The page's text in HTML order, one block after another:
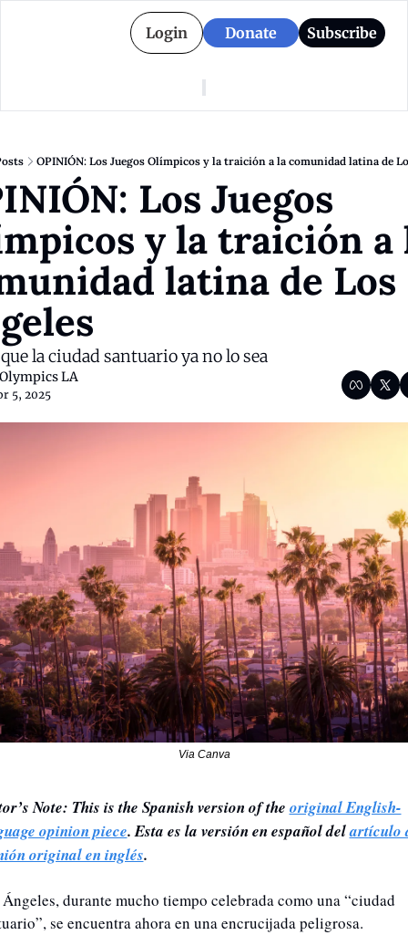
Login Donate Subscribe
American Colony
Donate for Season 2
Who We Are
Board
Categories
Politics
OPINIÓN: Los Juegos Olímpicos y la traición a la comunidad latina de
Los Juegos
y la traición a
latina de Los
la ciudad santuario ya no lo sea
LA
5, 2025
Via Canva
Note: This is the Spanish version of the original English-
opinion piece. Esta es la versión en español del artículo
original en inglés.
durante mucho tiempo celebrada como una “ciudad
se encuentra ahora en una encrucijada peligrosa.